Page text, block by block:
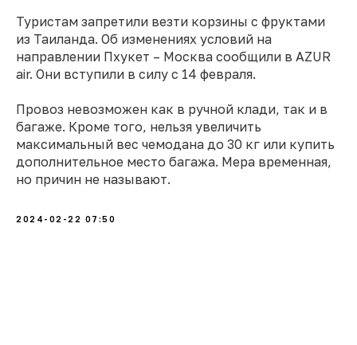
Туристам запретили везти корзины с фруктами
из Таиланда. Об изменениях условий на
направлении Пхукет – Москва сообщили в AZUR
air. Они вступили в силу с 14 февраля.
Провоз невозможен как в ручной клади, так и в
багаже. Кроме того, нельзя увеличить
максимальный вес чемодана до 30 кг или купить
дополнительное место багажа. Мера временная,
но причин не называют.
2024-02-22 07:50